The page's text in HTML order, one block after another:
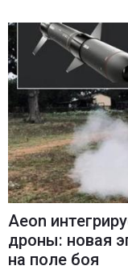
Aeon
дроны: новая
на поле боя